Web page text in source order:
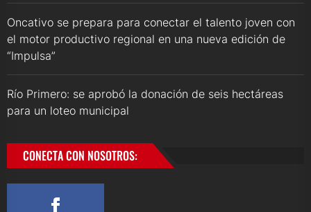
Oncativo se prepara para conectar el talento joven con
el motor productivo regional en una nueva edición de
“Impulsa”
Río Primero: se aprobó la donación de seis hectáreas
para un loteo municipal
CONECTA CON NOSOTROS: